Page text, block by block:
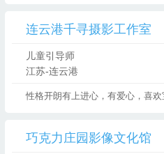
连云港千寻摄影工作室
儿童引导师
江苏-连云港
巧克力庄园影像文化馆